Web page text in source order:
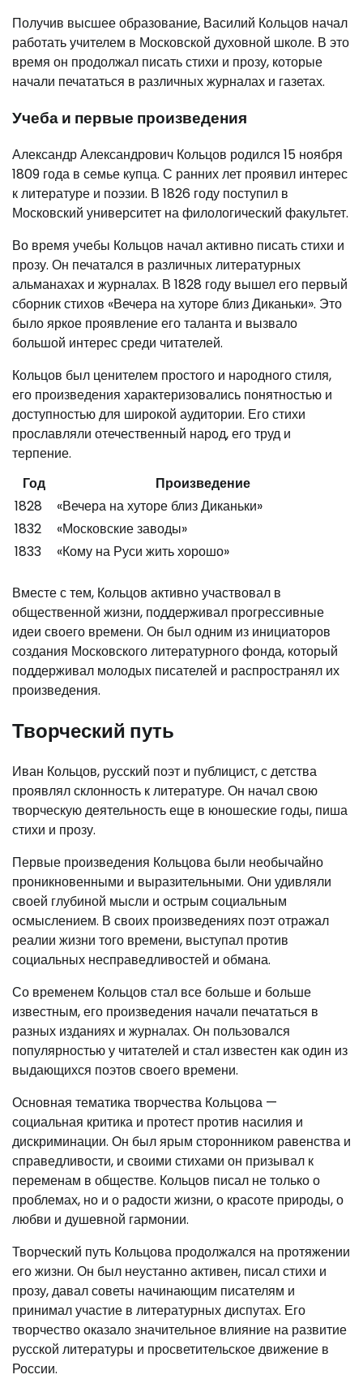
Получив высшее образование, Василий Кольцов начал
работать учителем в Московской духовной школе. В это
время он продолжал писать стихи и прозу, которые
начали печататься в различных журналах и газетах.
Учеба и первые произведения
Александр Александрович Кольцов родился 15 ноября
1809 года в семье купца. С ранних лет проявил интерес
к литературе и поэзии. В 1826 году поступил в
Московский университет на филологический факультет.
Во время учебы Кольцов начал активно писать стихи и
прозу. Он печатался в различных литературных
альманахах и журналах. В 1828 году вышел его первый
сборник стихов «Вечера на хуторе близ Диканьки». Это
было яркое проявление его таланта и вызвало
большой интерес среди читателей.
Кольцов был ценителем простого и народного стиля,
его произведения характеризовались понятностью и
доступностью для широкой аудитории. Его стихи
прославляли отечественный народ, его труд и
терпение.
Год
Произведение
1828
«Вечера на хуторе близ Диканьки»
1832
«Московские заводы»
1833
«Кому на Руси жить хорошо»
Вместе с тем, Кольцов активно участвовал в
общественной жизни, поддерживал прогрессивные
идеи своего времени. Он был одним из инициаторов
создания Московского литературного фонда, который
поддерживал молодых писателей и распространял их
произведения.
Творческий путь
Иван Кольцов, русский поэт и публицист, с детства
проявлял склонность к литературе. Он начал свою
творческую деятельность еще в юношеские годы, пиша
стихи и прозу.
Первые произведения Кольцова были необычайно
проникновенными и выразительными. Они удивляли
своей глубиной мысли и острым социальным
осмыслением. В своих произведениях поэт отражал
реалии жизни того времени, выступал против
социальных несправедливостей и обмана.
Со временем Кольцов стал все больше и больше
известным, его произведения начали печататься в
разных изданиях и журналах. Он пользовался
популярностью у читателей и стал известен как один из
выдающихся поэтов своего времени.
Основная тематика творчества Кольцова —
социальная критика и протест против насилия и
дискриминации. Он был ярым сторонником равенства и
справедливости, и своими стихами он призывал к
переменам в обществе. Кольцов писал не только о
проблемах, но и о радости жизни, о красоте природы, о
любви и душевной гармонии.
Творческий путь Кольцова продолжался на протяжении
его жизни. Он был неустанно активен, писал стихи и
прозу, давал советы начинающим писателям и
принимал участие в литературных диспутах. Его
творчество оказало значительное влияние на развитие
русской литературы и просветительское движение в
России.